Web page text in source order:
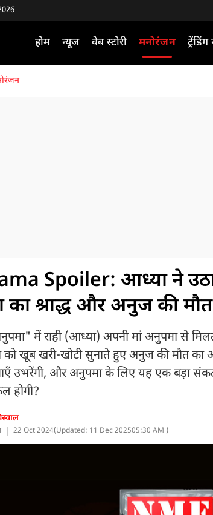
होम न्यूज वेब स्टोरी मनोरंजन
Spoiler: आध्या ने
श्राद्ध और अनुज की
में राही (आध्या) अपनी मां अनुपमा से
को खूब खरी-खोटी सुनाते हुए अनुज की मौत
उभरेंगी, और अनुपमा के लिए यह एक बड़ा
होगी?
22 Oct 2024(Updated: 11 Dec 202505:30 AM )